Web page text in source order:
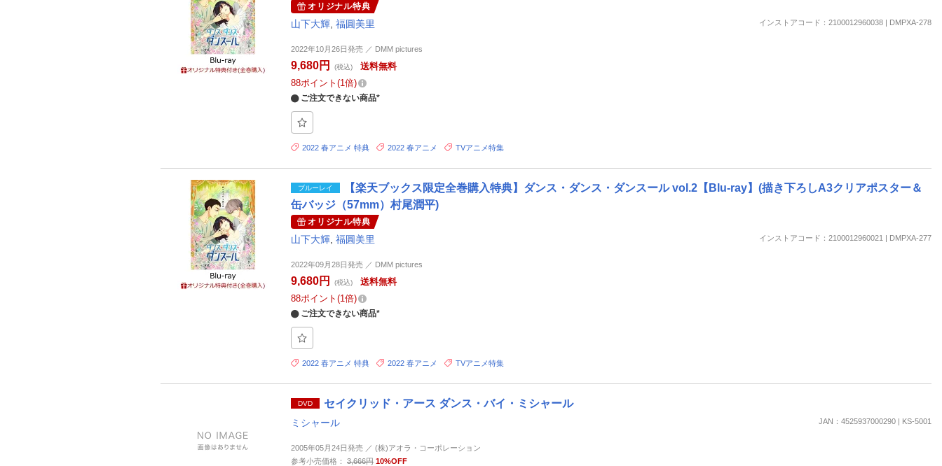
オリジナル特典
山下大輝 福圓美里 インストアコード：2100012960038 | DMPXA-278
2022年10月26日発売 ／ DMM pictures
9,680円 (税込)
送料無料
88ポイント 1倍
ご注文できない商品*
2022 春アニメ 特典 2022 春アニメ TVアニメ特集
ブルーレイ
【楽天ブックス限定全巻購入特典】ダンス・ダンス・ダンスール vol.2【Blu-ray】(描き下ろしA3クリアポスター＆
缶バッジ（57mm）村尾潤平)
オリジナル特典
山下大輝 福圓美里 インストアコード：2100012960021 | DMPXA-277
2022年09月28日発売 ／ DMM pictures
9,680円 (税込)
送料無料
88ポイント 1倍
ご注文できない商品*
2022 春アニメ 特典 2022 春アニメ TVアニメ特集
DVD セイクリッド・アース ダンス・バイ・ミシャール
ミシャール JAN：4525937000290 | KS-5001
2005年05月24日発売 ／ (株)アオラ・コーポレーション
参考小売価格：
3,666円 10%OFF